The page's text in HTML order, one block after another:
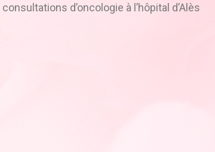
d’oncologie à l’hôpital d’Alès